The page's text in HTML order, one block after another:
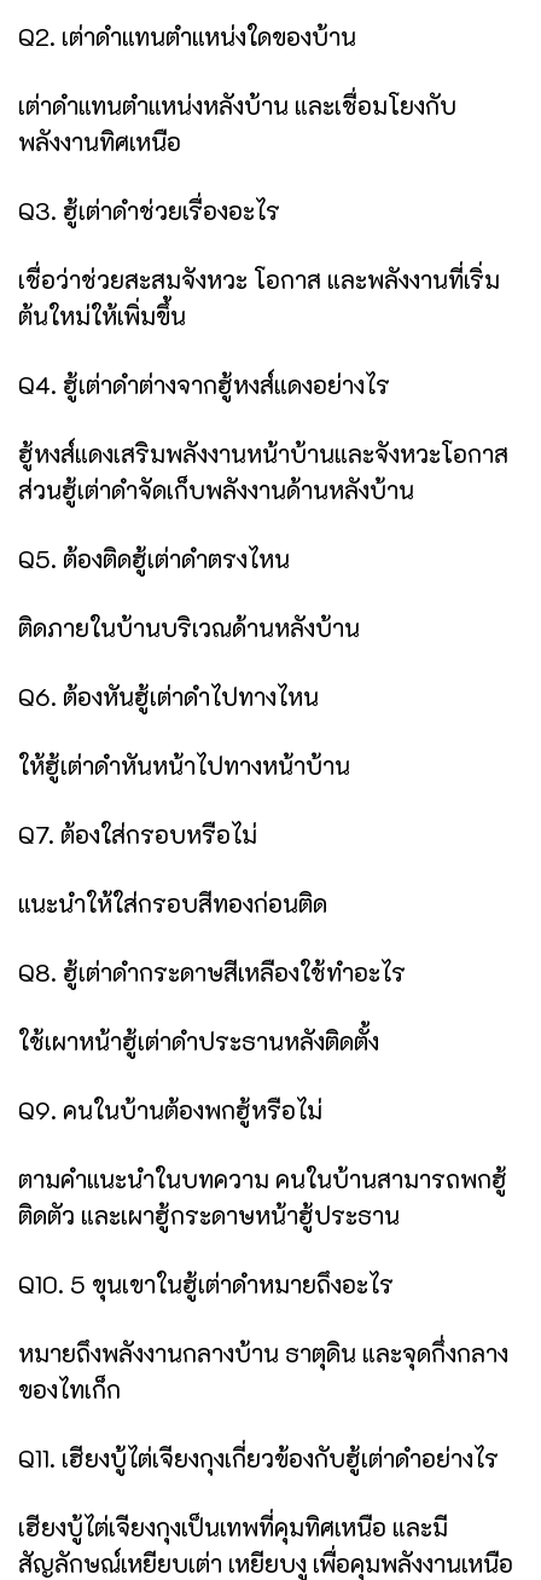
Q2. เต่าดำแทนตำแหน่งใดของบ้าน
เต่าดำแทนตำแหน่งหลังบ้าน และเชื่อมโยงกับ
พลังงานทิศเหนือ
Q3. ฮู้เต่าดำช่วยเรื่องอะไร
เชื่อว่าช่วยสะสมจังหวะ โอกาส และพลังงานที่เริ่ม
ต้นใหม่ให้เพิ่มขึ้น
Q4. ฮู้เต่าดำต่างจากฮู้หงส์แดงอย่างไร
ฮู้หงส์แดงเสริมพลังงานหน้าบ้านและจังหวะโอกาส
ส่วนฮู้เต่าดำจัดเก็บพลังงานด้านหลังบ้าน
Q5. ต้องติดฮู้เต่าดำตรงไหน
ติดภายในบ้านบริเวณด้านหลังบ้าน
Q6. ต้องหันฮู้เต่าดำไปทางไหน
ให้ฮู้เต่าดำหันหน้าไปทางหน้าบ้าน
Q7. ต้องใส่กรอบหรือไม่
แนะนำให้ใส่กรอบสีทองก่อนติด
Q8. ฮู้เต่าดำกระดาษสีเหลืองใช้ทำอะไร
ใช้เผาหน้าฮู้เต่าดำประธานหลังติดตั้ง
Q9. คนในบ้านต้องพกฮู้หรือไม่
ตามคำแนะนำในบทความ คนในบ้านสามารถพกฮู้
ติดตัว และเผาฮู้กระดาษหน้าฮู้ประธาน
Q10. 5 ขุนเขาในฮู้เต่าดำหมายถึงอะไร
หมายถึงพลังงานกลางบ้าน ธาตุดิน และจุดกึ่งกลาง
ของไทเก็ก
Q11. เฮียงบู้ไต่เจียงกุงเกี่ยวข้องกับฮู้เต่าดำอย่างไร
เฮียงบู้ไต่เจียงกุงเป็นเทพที่คุมทิศเหนือ และมี
สัญลักษณ์เหยียบเต่า เหยียบงู เพื่อคุมพลังงานเหนือ